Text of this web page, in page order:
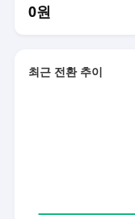
0원
최근 전환 추이